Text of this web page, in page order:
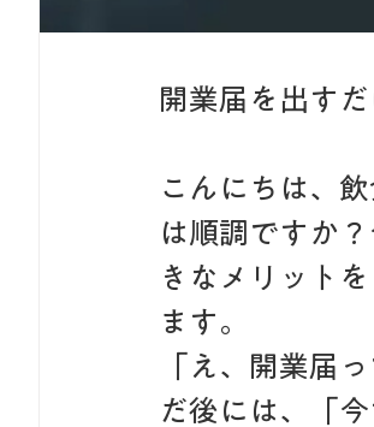
開業届を出す
こんにちは、
は順調ですか
きなメリット
ます。
「え、開業届
だ後には、「